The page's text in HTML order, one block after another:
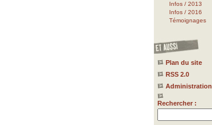
Infos / 2013
Infos / 2016
Témoignages
Plan du site
RSS 2.0
Administration
Rechercher :